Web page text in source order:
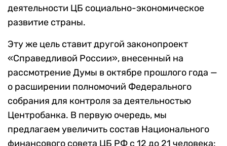
деятельности ЦБ социально-экономическое
развитие страны.
Эту же цель ставит другой законопроект
«Справедливой России», внесенный на
рассмотрение Думы в октябре прошлого года —
о расширении полномочий Федерального
собрания для контроля за деятельностью
Центробанка. В первую очередь, мы
предлагаем увеличить состав Национального
финансового совета ЦБ РФ с 12 до 21 человека: